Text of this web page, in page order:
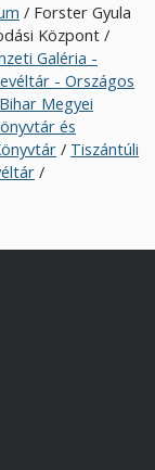
/ Forster Gyula
Központ /
Galéria -
- Országos
Megyei
és
/ Tiszántúli
/